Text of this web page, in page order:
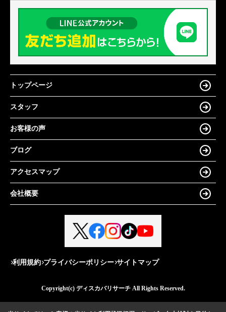
トップページ
スタッフ
お客様の声
ブログ
アクセスマップ
会社概要
利用規約 プライバシーポリシー サイトマップ
Copyright(c) ディスカバリサーチ All Rights Reserved.